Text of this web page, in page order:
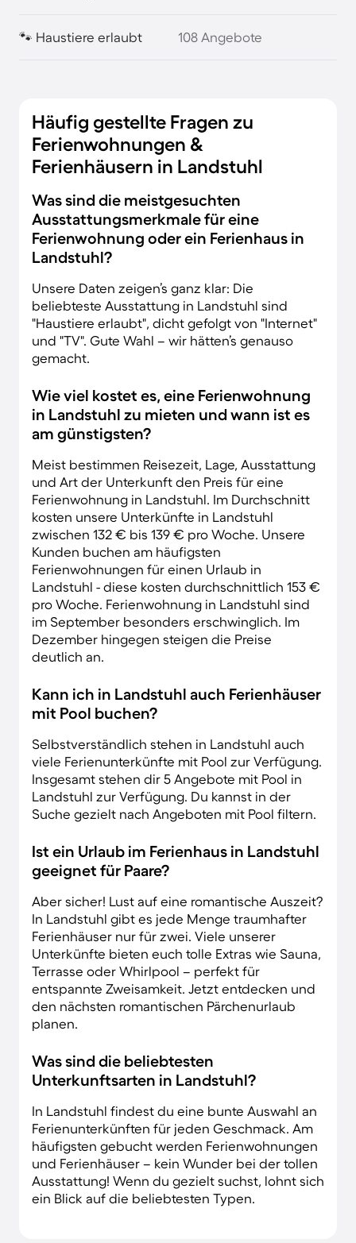
🐾 Haustiere erlaubt 108 Angebote
Häufig gestellte Fragen zu
Ferienwohnungen &
Ferienhäusern in Landstuhl
Was sind die meistgesuchten
Ausstattungsmerkmale für eine
Ferienwohnung oder ein Ferienhaus in
Landstuhl?
Unsere Daten zeigen’s ganz klar: Die
beliebteste Ausstattung in Landstuhl sind
"Haustiere erlaubt", dicht gefolgt von "Internet"
und "TV". Gute Wahl – wir hätten’s genauso
gemacht.
Wie viel kostet es, eine Ferienwohnung
in Landstuhl zu mieten und wann ist es
am günstigsten?
Meist bestimmen Reisezeit, Lage, Ausstattung
und Art der Unterkunft den Preis für eine
Ferienwohnung in Landstuhl. Im Durchschnitt
kosten unsere Unterkünfte in Landstuhl
zwischen 132 € bis 139 € pro Woche. Unsere
Kunden buchen am häufigsten
Ferienwohnungen für einen Urlaub in
Landstuhl - diese kosten durchschnittlich 153 €
pro Woche. Ferienwohnung in Landstuhl sind
im September besonders erschwinglich. Im
Dezember hingegen steigen die Preise
deutlich an.
Kann ich in Landstuhl auch Ferienhäuser
mit Pool buchen?
Selbstverständlich stehen in Landstuhl auch
viele Ferienunterkünfte mit Pool zur Verfügung.
Insgesamt stehen dir 5 Angebote mit Pool in
Landstuhl zur Verfügung. Du kannst in der
Suche gezielt nach Angeboten mit Pool filtern.
Ist ein Urlaub im Ferienhaus in Landstuhl
geeignet für Paare?
Aber sicher! Lust auf eine romantische Auszeit?
In Landstuhl gibt es jede Menge traumhafter
Ferienhäuser nur für zwei. Viele unserer
Unterkünfte bieten euch tolle Extras wie Sauna,
Terrasse oder Whirlpool – perfekt für
entspannte Zweisamkeit. Jetzt entdecken und
den nächsten romantischen Pärchenurlaub
planen.
Was sind die beliebtesten
Unterkunftsarten in Landstuhl?
In Landstuhl findest du eine bunte Auswahl an
Ferienunterkünften für jeden Geschmack. Am
häufigsten gebucht werden Ferienwohnungen
und Ferienhäuser – kein Wunder bei der tollen
Ausstattung! Wenn du gezielt suchst, lohnt sich
ein Blick auf die beliebtesten Typen.